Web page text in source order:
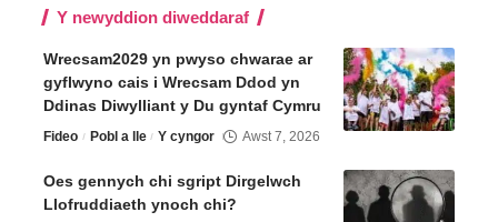
Y newyddion diweddaraf
Wrecsam2029 yn pwyso chwarae ar
gyflwyno cais i Wrecsam Ddod yn
Ddinas Diwylliant y Du gyntaf Cymru
Fideo Pobl a lle Y cyngor Awst 7, 2026
Oes gennych chi sgript Dirgelwch
Llofruddiaeth ynoch chi?